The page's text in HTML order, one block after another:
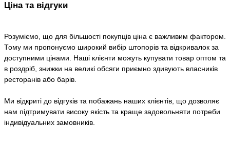
Ціна та відгуки
Розуміємо, що для більшості покупців ціна є важливим фактором.
Тому ми пропонуємо широкий вибір штопорів та відкривалок за
доступними цінами. Наші клієнти можуть купувати товар оптом та
в роздріб, знижки на великі обсяги приємно здивують власників
ресторанів або барів.
Ми відкриті до відгуків та побажань наших клієнтів, що дозволяє
нам підтримувати високу якість та краще задовольняти потреби
індивідуальних замовників.